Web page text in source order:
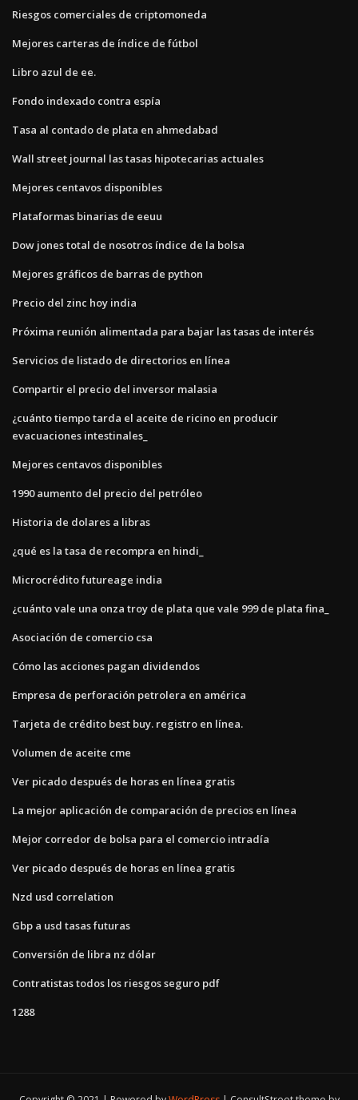
Riesgos comerciales de criptomoneda
Mejores carteras de índice de fútbol
Libro azul de ee.
Fondo indexado contra espía
Tasa al contado de plata en ahmedabad
Wall street journal las tasas hipotecarias actuales
Mejores centavos disponibles
Plataformas binarias de eeuu
Dow jones total de nosotros índice de la bolsa
Mejores gráficos de barras de python
Precio del zinc hoy india
Próxima reunión alimentada para bajar las tasas de interés
Servicios de listado de directorios en línea
Compartir el precio del inversor malasia
¿cuánto tiempo tarda el aceite de ricino en producir
evacuaciones intestinales_
Mejores centavos disponibles
1990 aumento del precio del petróleo
Historia de dolares a libras
¿qué es la tasa de recompra en hindi_
Microcrédito futureage india
¿cuánto vale una onza troy de plata que vale 999 de plata fina_
Asociación de comercio csa
Cómo las acciones pagan dividendos
Empresa de perforación petrolera en américa
Tarjeta de crédito best buy. registro en línea.
Volumen de aceite cme
Ver picado después de horas en línea gratis
La mejor aplicación de comparación de precios en línea
Mejor corredor de bolsa para el comercio intradía
Ver picado después de horas en línea gratis
Nzd usd correlation
Gbp a usd tasas futuras
Conversión de libra nz dólar
Contratistas todos los riesgos seguro pdf
1288